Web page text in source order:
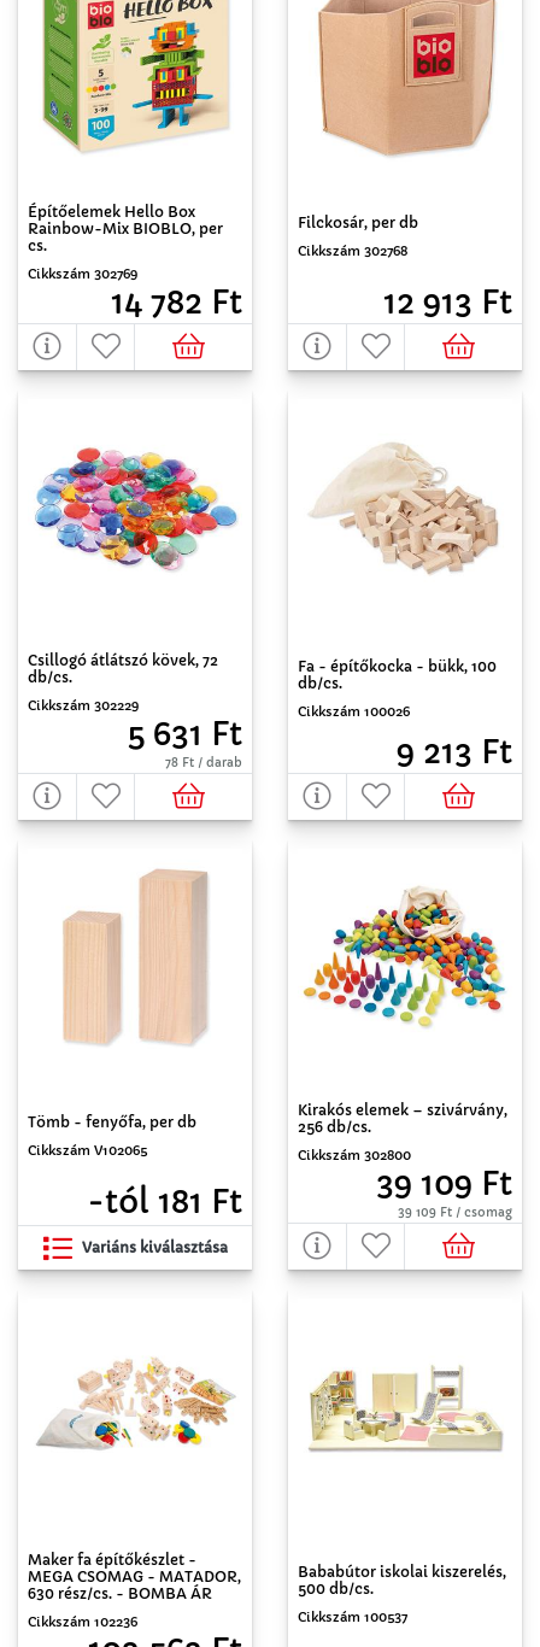
Építőelemek Hello Box
Rainbow-Mix BIOBLO, per
cs.
Cikkszám 302769
14 782 Ft
Filckosár, per db
Cikkszám 302768
12 913 Ft
Csillogó átlátszó kövek, 72
db/cs.
Cikkszám 302229
5 631 Ft
78 Ft / darab
Fa - építőkocka - bükk, 100
db/cs.
Cikkszám 100026
9 213 Ft
Tömb - fenyőfa, per db
Cikkszám V102065
-tól 181 Ft
Variáns kiválasztása
Kirakós elemek – szivárvány,
256 db/cs.
Cikkszám 302800
39 109 Ft
39 109 Ft / csomag
Maker fa építőkészlet -
MEGA CSOMAG - MATADOR,
630 rész/cs. - BOMBA ÁR
Cikkszám 102236
Bababútor iskolai kiszerelés,
500 db/cs.
Cikkszám 100537